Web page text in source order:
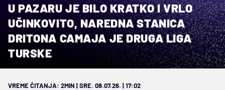
U PAZARU JE BILO KRATKO I VRLO
UČINKOVITO, NAREDNA STANICA
DRITONA CAMAJA JE DRUGA LIGA
TURSKE
VREME ČITANJA: 2MIN | SRE. 08.07.26. | 17:02